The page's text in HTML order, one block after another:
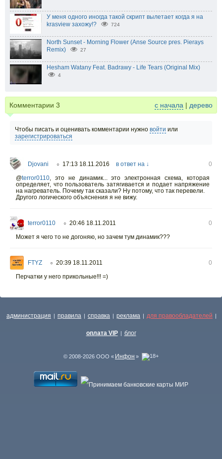
У меня одного иногда такой скрипт вылетает когда я на
krasview захожу!?
724
North Sunset - Morning Flower (Anse Source pres. Pierays
Remix)
27
Hesham Watany Feat. Badrawy - Life Tears (Original Mix)
4
Комментарии 3 с начала | дерево
Чтобы писать и оценивать комментарии нужно войти или
зарегистрироваться
Djovani ○ 17:13 18.11.2016 в ответ на ↓
0
@terror0110, это не динамик... это электронная схема, которая
определяет, что пользователь затягивается и подает напряжение
на нагреватель. Почему так сказали? Ну потому, что так перевели.
Другого логического объяснения я не вижу.
terror0110 ○ 20:46 18.11.2011
0
Может я чего то не догоняю, но зачем тум динамик???
FTYZ ○ 20:39 18.11.2011
0
Перчатки у него прикольные!!! =)
администрация | правила | справка | реклама | для правообладателей |
оплата VIP | блог
© 2008-2026 ООО « Инфон »